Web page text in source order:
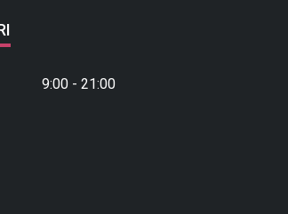
9:00 - 21:00